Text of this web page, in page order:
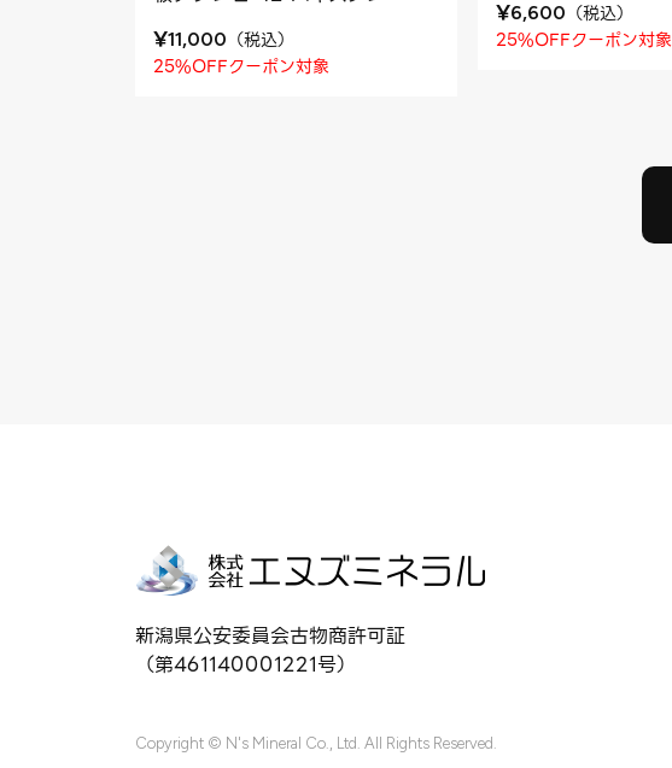
¥11,000 （税込）
25%OFFクーポン対象
¥6,600 （税込）
25%OFFクーポン対象
新潟県公安委員会古物商許可証
（第461140001221号）
Copyright © N's Mineral Co., Ltd. All Rights Reserved.